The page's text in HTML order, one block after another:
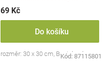
69 Kč
Do košíku
rozměr: 30 x 30 cm, Bocioland
Kód: 87115801